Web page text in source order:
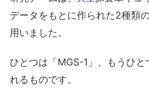
データをもとに作られた2種類
用いました。
ひとつは「MGS-1」、もうひ
れるものです。